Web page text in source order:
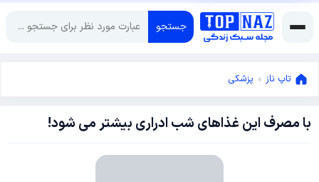
جستجو
تاپ ناز » پزشکی
با مصرف این غذاهای شب ادراری بیشتر می شود!
سپتامبر